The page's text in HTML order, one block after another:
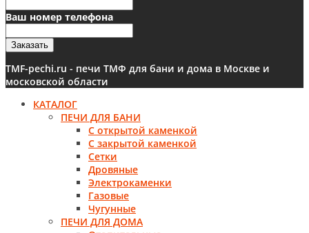
Ваш номер телефона
Заказать
TMF-pechi.ru - печи ТМФ для бани и дома в Москве и
московской области
КАТАЛОГ
ПЕЧИ ДЛЯ БАНИ
С открытой каменкой
С закрытой каменкой
Сетки
Дровяные
Электрокаменки
Газовые
Чугунные
ПЕЧИ ДЛЯ ДОМА